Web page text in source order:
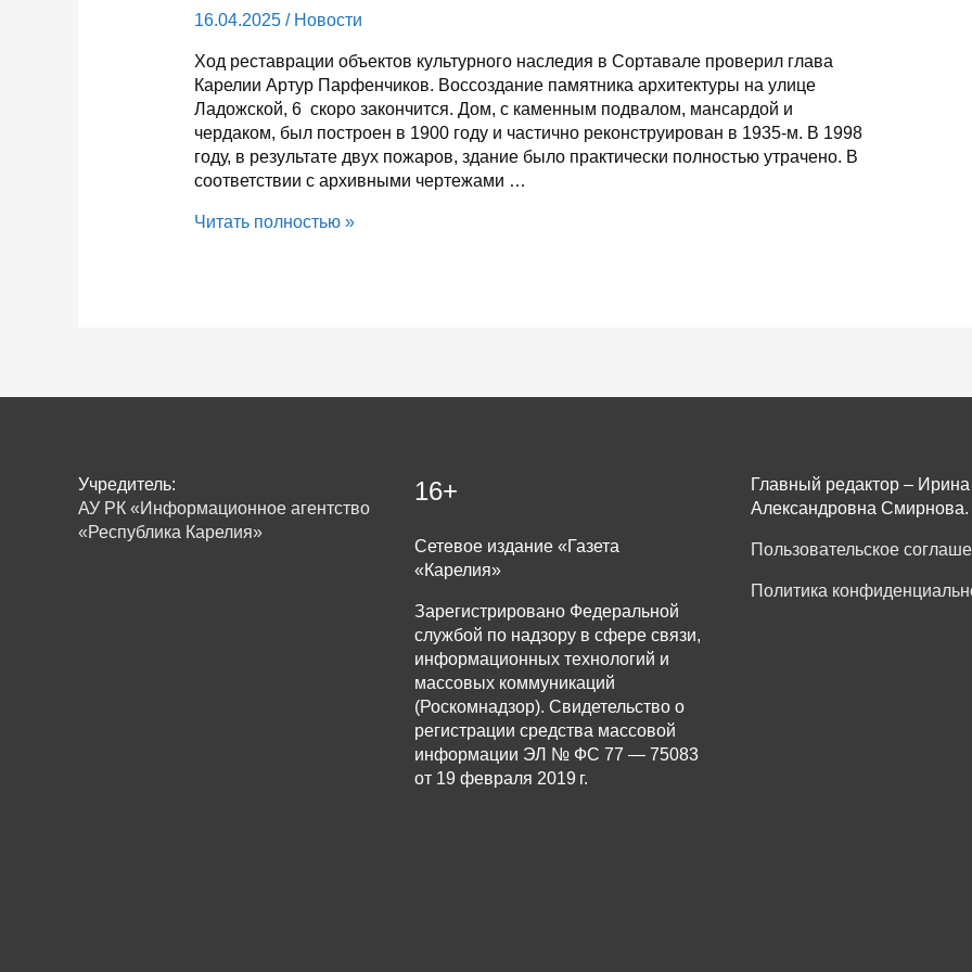
16.04.2025/ Новости
Ход реставрации объектов культурного наследия в Сортавале проверил глава
Карелии Артур Парфенчиков. Воссоздание памятника архитектуры на улице
Ладожской, 6 скоро закончится. Дом, с каменным подвалом, мансардой и
чердаком, был построен в 1900 году и частично реконструирован в 1935-м. В 1998
году, в результате двух пожаров, здание было практически полностью утрачено. В
соответствии с архивными чертежами …
Два
Читать полностью »
Учредитель:
АУ РК «Информационное агентство
«Республика Карелия»
16+
Сетевое издание «Газета
«Карелия»
Зарегистрировано Федеральной
службой по надзору в сфере связи,
информационных технологий и
массовых коммуникаций
(Роскомнадзор). Свидетельство о
регистрации средства массовой
информации ЭЛ № ФС 77 — 75083
от 19 февраля 2019 г.
Главный редактор – Ирина
Александровна Смирнова.
Пользовательское
Политика